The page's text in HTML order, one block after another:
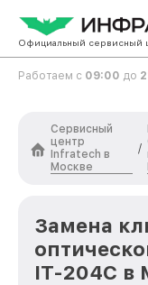
Официальный сервисный
Работаем с 09:00 до
Сервисный
центр
Infratech в
Москве
/
Замена
IT-204C в